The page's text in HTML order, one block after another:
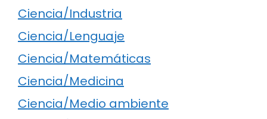
Ciencia/Industria
Ciencia/Lenguaje
Ciencia/Matemáticas
Ciencia/Medicina
Ciencia/Medio ambiente